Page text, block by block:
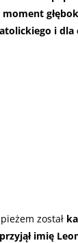
moment
i dla
został
imię